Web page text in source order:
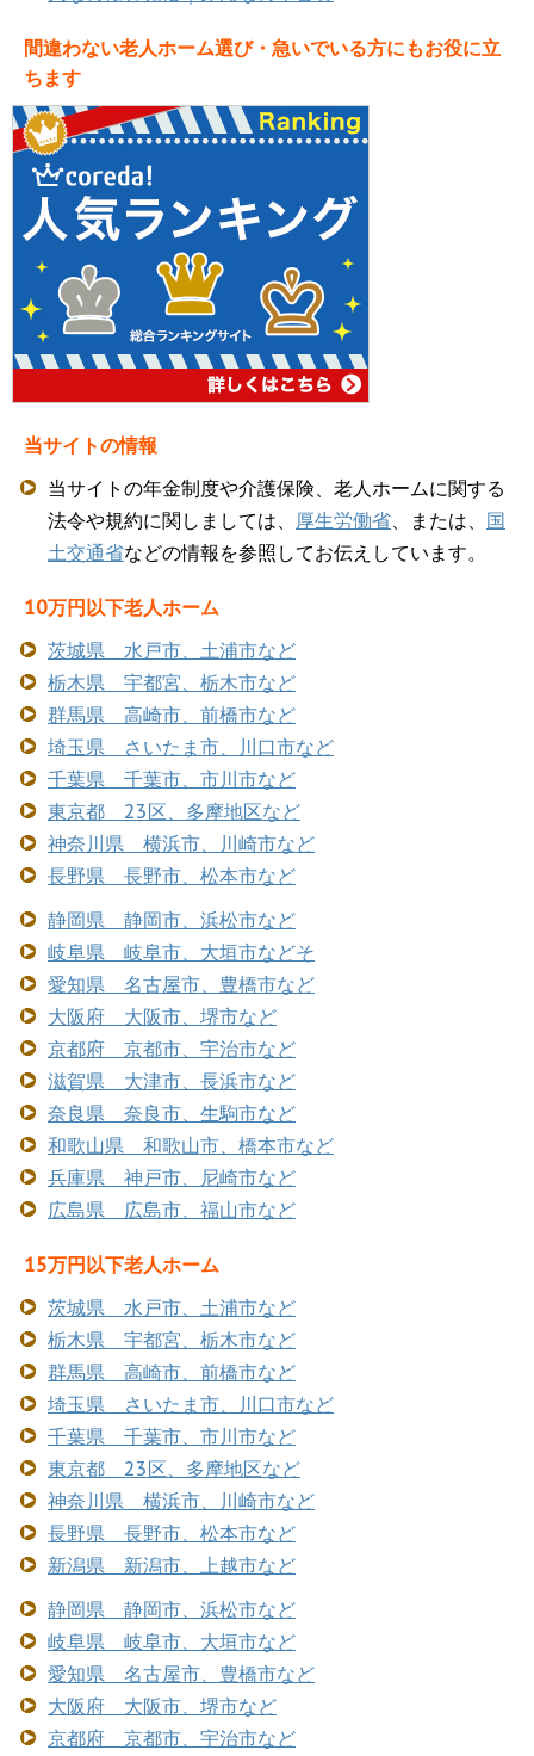
間違わない老人ホーム選び・急いでいる方にもお役に立
ちます
当サイトの情報
当サイトの年金制度や介護保険、老人ホームに関する
法令や規約に関しましては、 厚生労働省 、または、 国
土交通省などの情報を参照してお伝えしています。
10万円以下老人ホーム
茨城県 水戸市、土浦市など
栃木県 宇都宮、栃木市など
群馬県 高崎市、前橋市など
埼玉県 さいたま市、川口市など
千葉県 千葉市、市川市など
東京都 23区、多摩地区など
神奈川県 横浜市、川崎市など
長野県 長野市、松本市など
静岡県 静岡市、浜松市など
岐阜県 岐阜市、大垣市などそ
愛知県 名古屋市、豊橋市など
大阪府 大阪市、堺市など
京都府 京都市、宇治市など
滋賀県 大津市、長浜市など
奈良県 奈良市、生駒市など
和歌山県 和歌山市、橋本市など
兵庫県 神戸市、尼崎市など
広島県 広島市、福山市など
15万円以下老人ホーム
茨城県 水戸市、土浦市など
栃木県 宇都宮、栃木市など
群馬県 高崎市、前橋市など
埼玉県 さいたま市、川口市など
千葉県 千葉市、市川市など
東京都 23区、多摩地区など
神奈川県 横浜市、川崎市など
長野県 長野市、松本市など
新潟県 新潟市、上越市など
静岡県 静岡市、浜松市など
岐阜県 岐阜市、大垣市など
愛知県 名古屋市、豊橋市など
大阪府 大阪市、堺市など
京都府 京都市、宇治市など